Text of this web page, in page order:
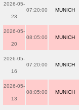
2026-05-
23
07:20:00 MUNICH
2026-05-
20
08:05:00 MUNICH
2026-05-
16
07:20:00 MUNICH
2026-05-
13
08:05:00 MUNICH